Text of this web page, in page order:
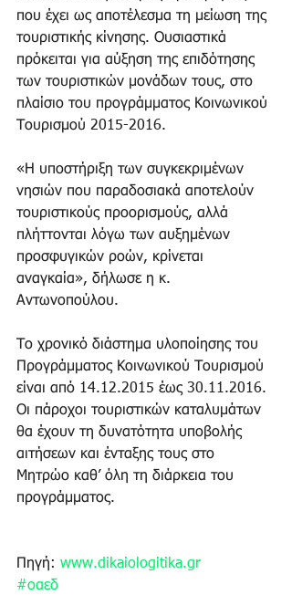
που έχει ως αποτέλεσμα τη μείωση της
τουριστικής κίνησης. Ουσιαστικά
πρόκειται για αύξηση της επιδότησης
των τουριστικών μονάδων τους, στο
πλαίσιο του προγράμματος Κοινωνικού
Τουρισμού 2015-2016.
«Η υποστήριξη των συγκεκριμένων
νησιών που παραδοσιακά αποτελούν
τουριστικούς προορισμούς, αλλά
πλήττονται λόγω των αυξημένων
προσφυγικών ροών, κρίνεται
αναγκαία», δήλωσε η κ.
Αντωνοπούλου.
Το χρονικό διάστημα υλοποίησης του
Προγράμματος Κοινωνικού Τουρισμού
είναι από 14.12.2015 έως 30.11.2016.
Οι πάροχοι τουριστικών καταλυμάτων
θα έχουν τη δυνατότητα υποβολής
αιτήσεων και ένταξης τους στο
Μητρώο καθ’ όλη τη διάρκεια του
προγράμματος.
Πηγή: www.dikaiologitika.gr
#οαεδ